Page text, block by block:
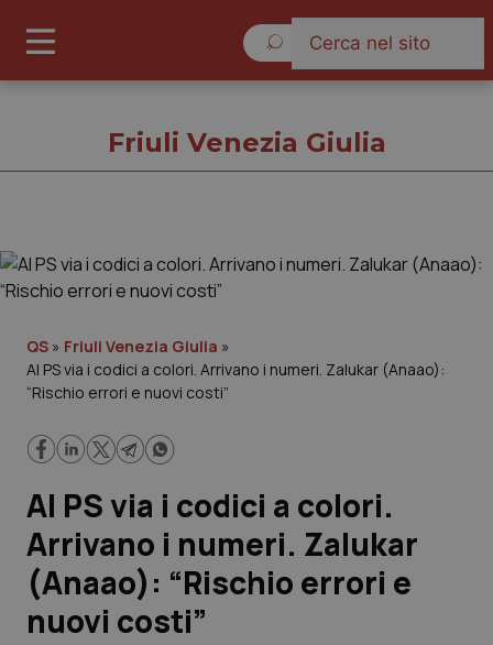
Governo e Parlamento
Regioni e Asl
Lavoro e Professioni
Scienza e Farmaci
Studi e Analisi
Friuli Venezia Giulia
QS » Friuli Venezia Giulia »
Al PS via i codici a colori. Arrivano i numeri. Zalukar (Anaao):
“Rischio errori e nuovi costi”
Al PS via i codici a colori.
Arrivano i numeri. Zalukar
(Anaao): “Rischio errori e
nuovi costi”